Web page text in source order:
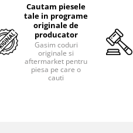
Cautam piesele
tale in programe
originale de
producator
Gasim coduri
originale si
aftermarket pentru
piesa pe care o
cauti